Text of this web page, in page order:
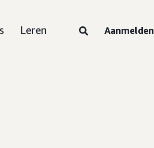
Leren Aanmelden